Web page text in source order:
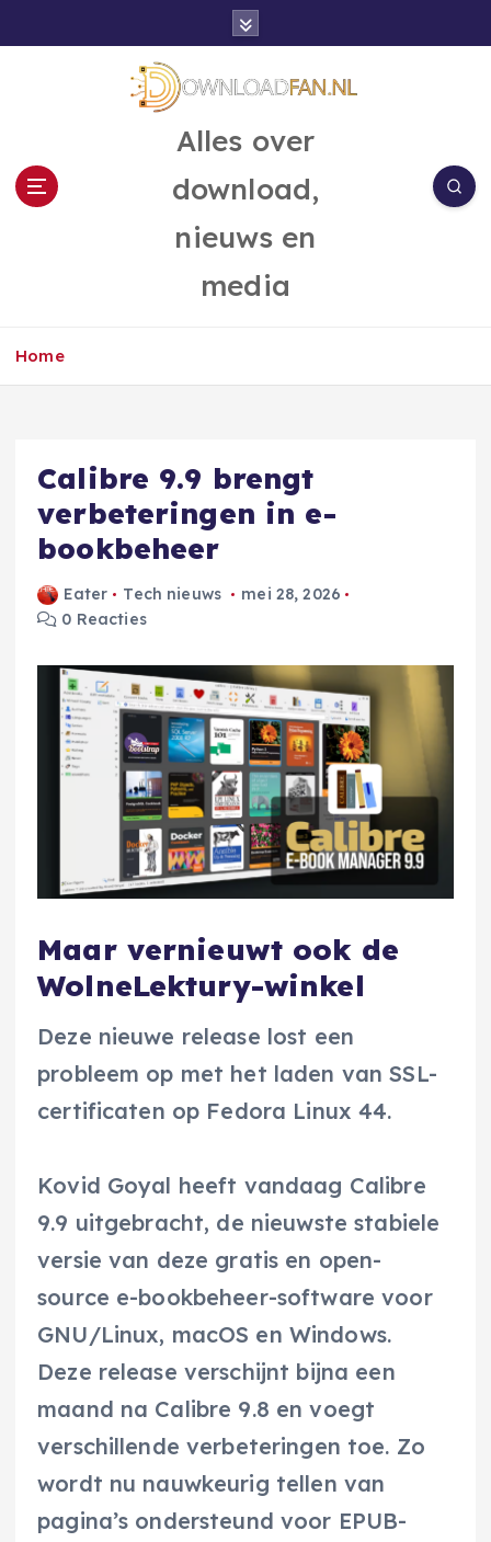
Alles over
download,
nieuws en
media
Home
Calibre 9.9 brengt
verbeteringen in e-
bookbeheer
Eater Tech nieuws
mei 28, 2026
0 Reacties
Maar vernieuwt ook de
WolneLektury-winkel
Deze nieuwe release lost een
probleem op met het laden van SSL-
certificaten op Fedora Linux 44.
Kovid Goyal heeft vandaag Calibre
9.9 uitgebracht, de nieuwste stabiele
versie van deze gratis en open-
source e-bookbeheer-software voor
GNU/Linux, macOS en Windows.
Deze release verschijnt bijna een
maand na Calibre 9.8 en voegt
verschillende verbeteringen toe. Zo
wordt nu nauwkeurig tellen van
pagina’s ondersteund voor EPUB-